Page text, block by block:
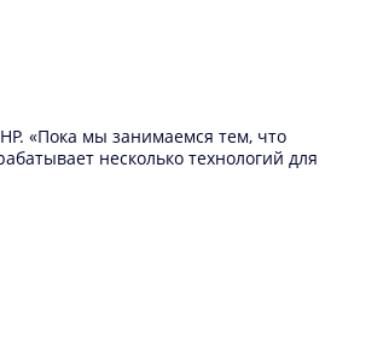
«Пока мы занимаемся тем, что
несколько технологий для